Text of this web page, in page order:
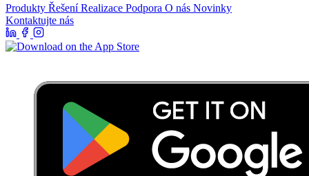
Produkty ŘešeníRealizace Podpora O nás Novinky
Kontaktujte nás